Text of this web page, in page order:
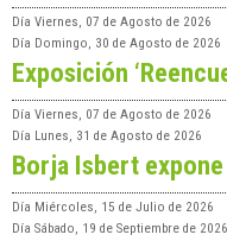
Día Viernes, 07 de Agosto de 2026
Día Domingo, 30 de Agosto de 2026
Exposición
Día Viernes, 07 de Agosto de 2026
Día Lunes, 31 de Agosto de 2026
Borja Isbert
Día Miércoles, 15 de Julio de 2026
Día Sábado, 19 de Septiembre de 2026